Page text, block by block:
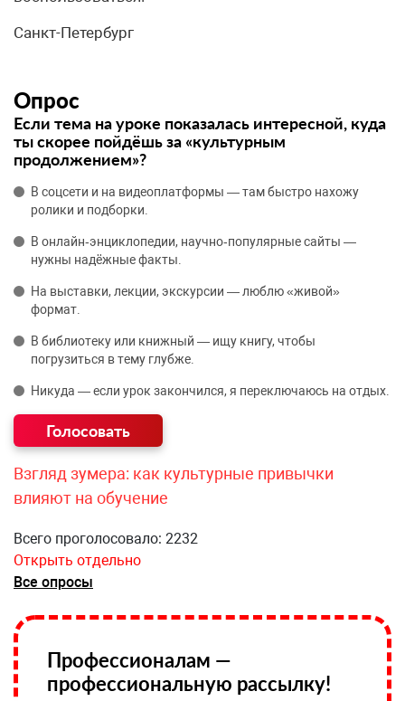
Санкт-Петербург
Опрос
Если тема на уроке показалась интересной, куда
ты скорее пойдёшь за «культурным
продолжением»?
В соцсети и на видеоплатформы — там быстро нахожу
ролики и подборки.
В онлайн‑энциклопедии, научно‑популярные сайты —
нужны надёжные факты.
На выставки, лекции, экскурсии — люблю «живой»
формат.
В библиотеку или книжный — ищу книгу, чтобы
погрузиться в тему глубже.
Никуда — если урок закончился, я переключаюсь на отдых.
Взгляд зумера: как культурные привычки
влияют на обучение
Всего проголосовало: 2232
Открыть отдельно
Все опросы
Профессионалам —
профессиональную рассылку!